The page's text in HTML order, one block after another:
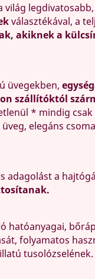
világ
választékával, a
akiknek a
üvegekben,
szállítóktól
* mindig csak
elegáns
adagolást a
hatóanyagai,
folyamatos
tusolózselének.